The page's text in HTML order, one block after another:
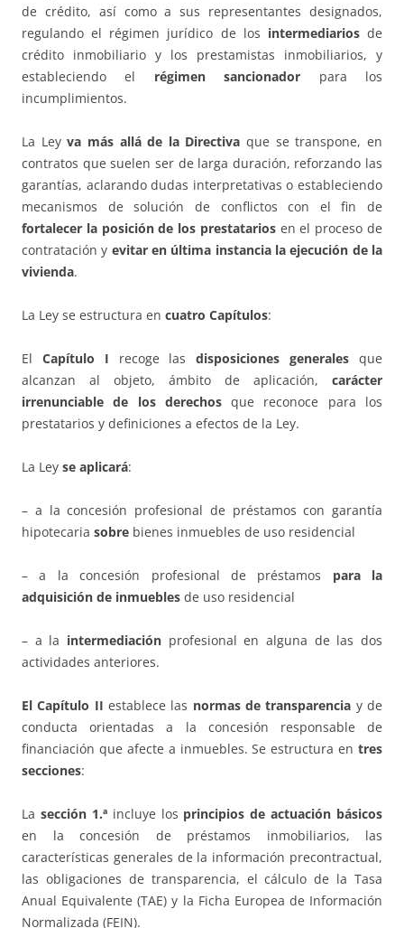
de crédito, así como a sus representantes designados,
regulando el régimen jurídico de los intermediariosde
crédito inmobiliario y los prestamistas inmobiliarios, y
estableciendo el régimen sancionador para los
incumplimientos.
La Leyva más allá de la Directiva que se transpone, en
contratos que suelen ser de larga duración, reforzando las
garantías, aclarando dudas interpretativas o estableciendo
mecanismos de solución de conflictos con el fin de
fortalecer la posición de los prestatariosen el proceso de
contratación y evitar en última instancia la ejecución de la
vivienda.
La Ley se estructura en cuatro Capítulos:
El Capítulo I recoge lasdisposiciones generales que
alcanzan al objeto, ámbito de aplicación, carácter
irrenunciable de los derechosque reconoce para los
prestatarios y definiciones a efectos de la Ley.
La Ley se aplicará:
– a la concesión profesional de préstamos con garantía
hipotecaria sobre bienes inmuebles de uso residencial
– a la concesión profesional de préstamos para la
adquisición de inmuebles de uso residencial
– a la intermediación profesional en alguna de las dos
actividades anteriores.
El Capítulo II establece las normas de transparencia y de
conducta orientadas a la concesión responsable de
financiación que afecte a inmuebles. Se estructura en tres
secciones:
La sección 1.ª incluye los principios de actuación básicos
en la concesión de préstamos inmobiliarios, las
características generales de la información precontractual,
las obligaciones de transparencia, el cálculo de la Tasa
Anual Equivalente (TAE) y la Ficha Europea de Información
Normalizada (FEIN).